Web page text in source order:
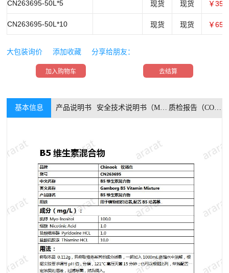
CN263695-50L*5 现货 现货 ￥
CN263695-50L*10 现货 现货 ￥
大包装询价 添加收藏 分享给朋友：
加入购物车 去结算
基本信息 产品说明书 安全技术说明书（MSDS） 质检报告（COA）